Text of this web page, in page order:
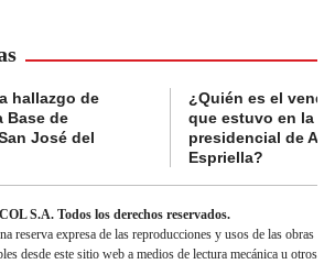
hallazgo de
Base de
José del
¿Quién es el
que estuvo en la
presidencial de
Espriella?
S.A. Todos los derechos reservados.
reserva expresa de las reproducciones y usos de las obras
desde este sitio web a medios de lectura mecánica u otros